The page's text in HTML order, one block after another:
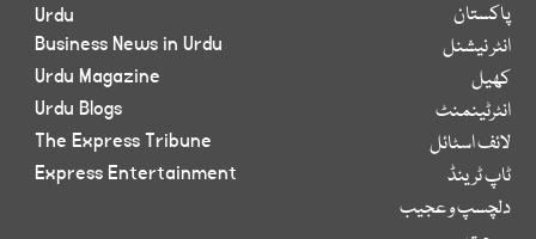
پاکستان
انٹر نیشنل
کھیل
انٹرٹینمنٹ
لائف اسٹائل
ٹاپ ٹرینڈ
دلچسپ و عجیب
Urdu
Business News in Urdu
Urdu Magazine
Urdu Blogs
The Express Tribune
Express Entertainment